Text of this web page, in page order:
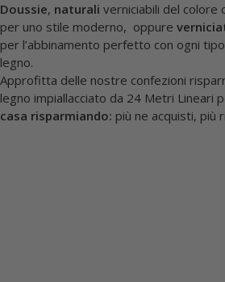
Doussie, naturali verniciabili del colore
per uno stile moderno, oppure
per l’abbinamento perfetto con ogni
legno.
Approfitta delle nostre confezioni
legno impiallacciato da 24 Metri Lineari
casa risparmiando: più ne acquisti, più